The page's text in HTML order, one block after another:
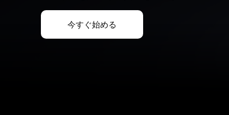
今すぐ始める